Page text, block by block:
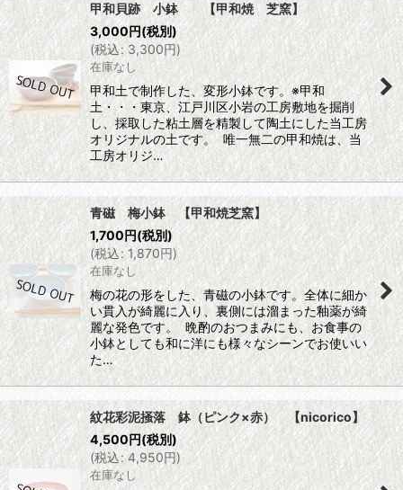
甲和貝跡 小鉢 【甲和焼 芝窯】
3,000円(税別)
(税込: 3,300円)
在庫なし
甲和土で制作した、変形小鉢です。※甲和
土・・・東京、江戸川区小岩の工房敷地を掘削
し、採取した粘土層を精製して陶土にした当工房
オリジナルの土です。 唯一無二の甲和焼は、当
工房オリジ…
青磁 梅小鉢 【甲和焼芝窯】
1,700円(税別)
(税込: 1,870円)
在庫なし
梅の花の形をした、青磁の小鉢です。全体に細か
い貫入が綺麗に入り、裏側には溜まった釉薬が綺
麗な発色です。 晩酌のおつまみにも、お食事の
小鉢としても和に洋にも様々なシーンでお使いい
た…
紋花彩泥掻落 鉢（ピンク×赤） 【nicorico】
4,500円(税別)
(税込: 4,950円)
在庫なし